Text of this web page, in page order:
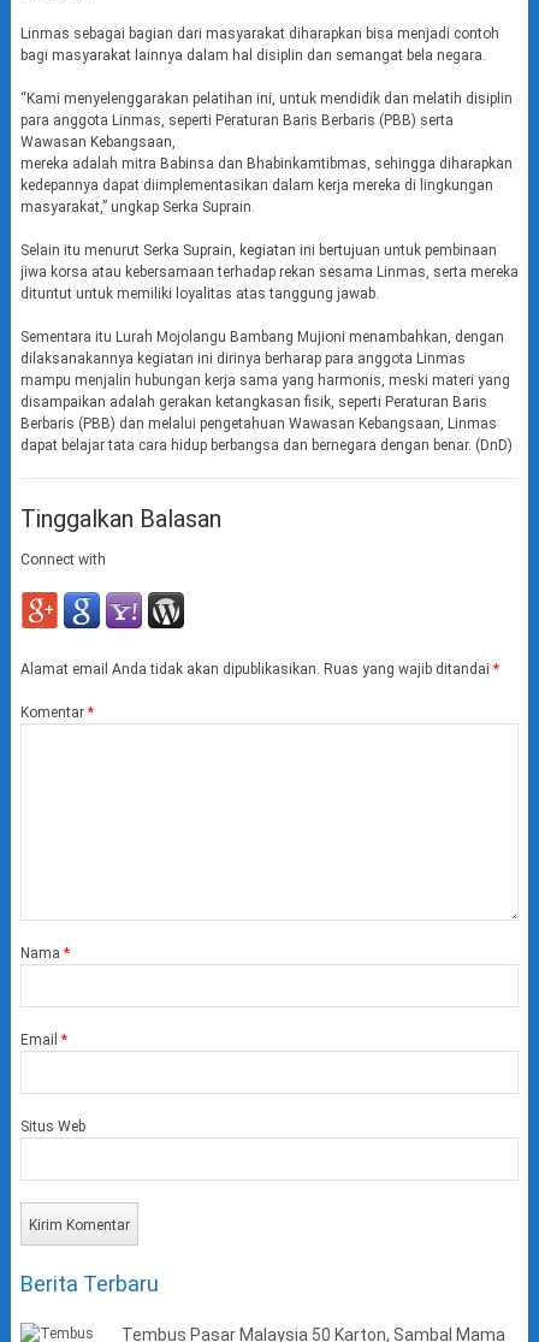
Linmas sebagai bagian dari masyarakat diharapkan bisa menjadi contoh
bagi masyarakat lainnya dalam hal disiplin dan semangat bela negara.
“Kami menyelenggarakan pelatihan ini, untuk mendidik dan melatih disiplin
para anggota Linmas, seperti Peraturan Baris Berbaris (PBB) serta
Wawasan Kebangsaan,
mereka adalah mitra Babinsa dan Bhabinkamtibmas, sehingga diharapkan
kedepannya dapat diimplementasikan dalam kerja mereka di lingkungan
masyarakat,” ungkap Serka Suprain.
Selain itu menurut Serka Suprain, kegiatan ini bertujuan untuk pembinaan
jiwa korsa atau kebersamaan terhadap rekan sesama Linmas, serta mereka
dituntut untuk memiliki loyalitas atas tanggung jawab.
Sementara itu Lurah Mojolangu Bambang Mujioni menambahkan, dengan
dilaksanakannya kegiatan ini dirinya berharap para anggota Linmas
mampu menjalin hubungan kerja sama yang harmonis, meski materi yang
disampaikan adalah gerakan ketangkasan fisik, seperti Peraturan Baris
Berbaris (PBB) dan melalui pengetahuan Wawasan Kebangsaan, Linmas
dapat belajar tata cara hidup berbangsa dan bernegara dengan benar. (DnD)
Tinggalkan Balasan
Connect with
Alamat email Anda tidak akan dipublikasikan. Ruas yang wajib ditandai *
Komentar *
Nama *
Email *
Situs Web
Berita Terbaru
Tembus Pasar Malaysia 50 Karton, Sambal Mama